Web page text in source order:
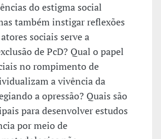
do estigma social
também instigar reflexões
sociais serve a
de PcD? Qual o papel
no rompimento de
a vivência da
a opressão? Quais são
para desenvolver estudos
por meio de